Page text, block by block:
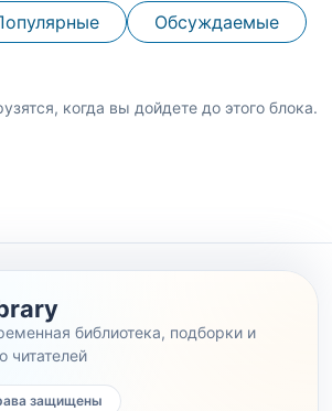
Обсуждаемые
когда вы дойдете до этого блока.
библиотека, подборки и
читателей
защищены